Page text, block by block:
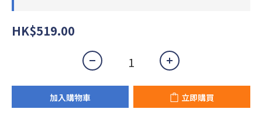
HK$519.00
加入購物車 立即購買